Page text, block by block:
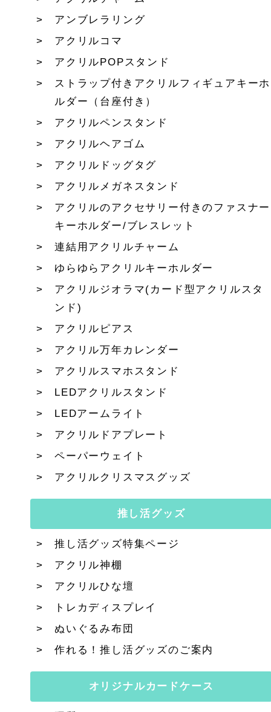
アンブレラリング
アクリルコマ
アクリルPOPスタンド
ストラップ付きアクリルフィギュアキーホ
ルダー（台座付き）
アクリルペンスタンド
アクリルヘアゴム
アクリルドッグタグ
アクリルメガネスタンド
アクリルのアクセサリー付きのファスナー
キーホルダー/ブレスレット
連結用アクリルチャーム
ゆらゆらアクリルキーホルダー
アクリルジオラマ(カード型アクリルスタ
ンド)
アクリルピアス
アクリル万年カレンダー
アクリルスマホスタンド
LEDアクリルスタンド
LEDアームライト
アクリルドアプレート
ペーパーウェイト
アクリルクリスマスグッズ
推し活グッズ
推し活グッズ特集ページ
アクリル神棚
アクリルひな壇
トレカディスプレイ
ぬいぐるみ布団
作れる！推し活グッズのご案内
オリジナルカードケース